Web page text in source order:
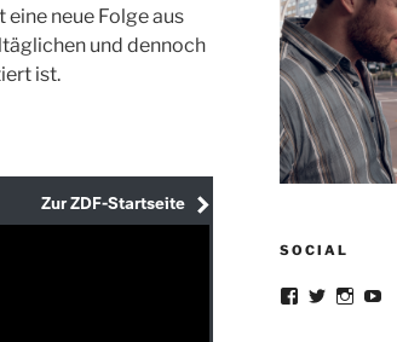
neue Folge aus
und dennoch
ist.
SOCIAL
ProfilProfilProfil